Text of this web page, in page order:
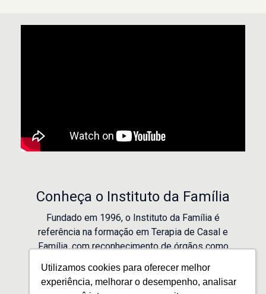
Utilizamos cookies para oferecer melhor
experiência, melhorar o desempenho, analisar
Conheça o Instituto da Família
Fundado em 1996, o Instituto da Família é
referência na formação em Terapia de Casal e
Família, com reconhecimento de órgãos como
cerca de 1.500 profissionais formados, oferece
capacitação ética e científica para o cuidado de